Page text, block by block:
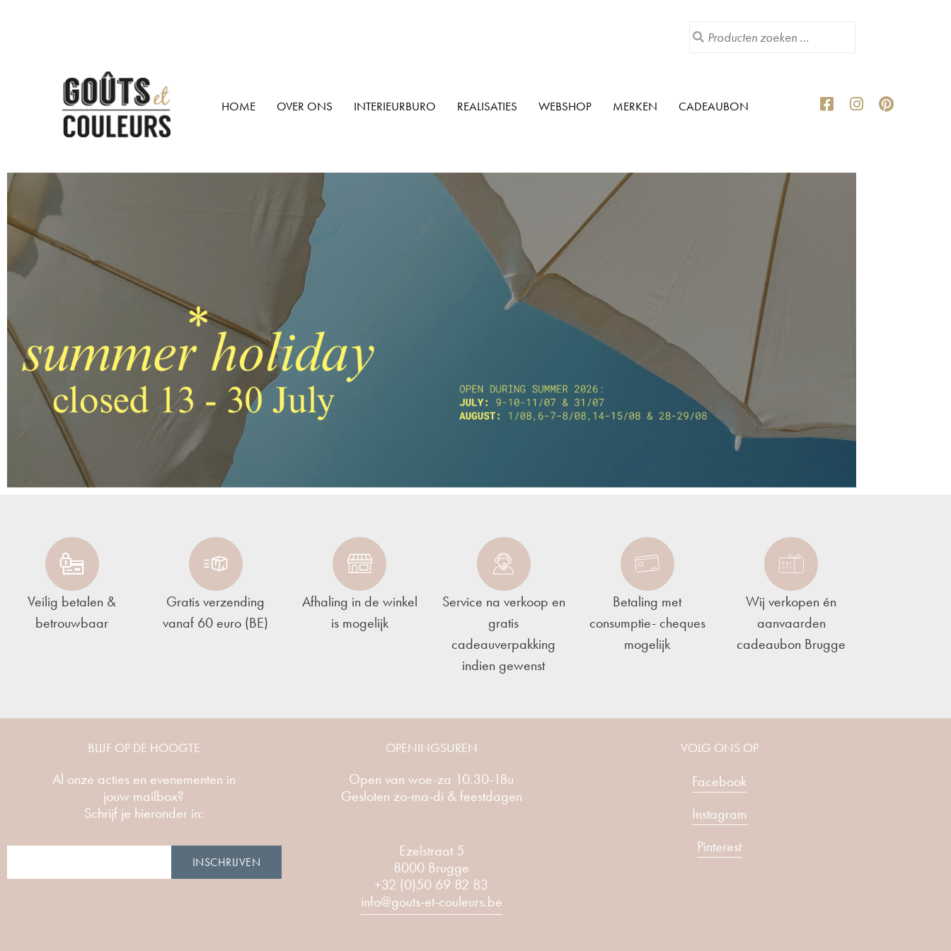
HOME OVER ONS INTERIEURBURO REALISATIES WEBSHOP MERKEN CADEAUBON
Veilig betalen &
betrouwbaar
Gratis verzending
vanaf 60 euro (BE)
Afhaling in de winkel
is mogelijk
Service na verkoop en
gratis
cadeauverpakking
indien gewenst
Betaling met
consumptie- cheques
mogelijk
Wij verkopen én
aanvaarden
cadeaubon Brugge
BLIJF OP DE HOOGTE
Al onze acties en evenementen in
jouw mailbox?
Schrijf je hieronder in:
INSCHRIJVEN
OPENINGSUREN
Open van woe-za 10.30-18u
Gesloten zo-ma-di & feestdagen
Ezelstraat 5
8000 Brugge
+32 (0)50 69 82 83
info@gouts-et-couleurs.be
VOLG ONS OP
Facebook
Instagram
Pinterest